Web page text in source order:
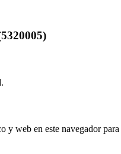
y web en este navegador